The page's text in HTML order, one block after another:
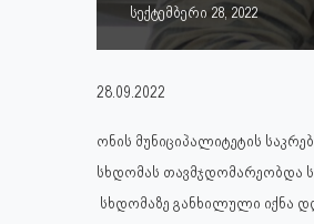
სექტემბერი 28, 2022
28.09.2022
ონის მუნიციპალიტეტის
სხდომას თავმჯდომარეობდა
სხდომაზე განხილული იქნა